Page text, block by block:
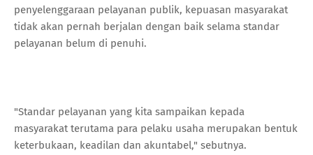
penyelenggaraan pelayanan publik, kepuasan masyarakat
tidak akan pernah berjalan dengan baik selama standar
pelayanan belum di penuhi.
"Standar pelayanan yang kita sampaikan kepada
masyarakat terutama para pelaku usaha merupakan bentuk
keterbukaan, keadilan dan akuntabel," sebutnya.